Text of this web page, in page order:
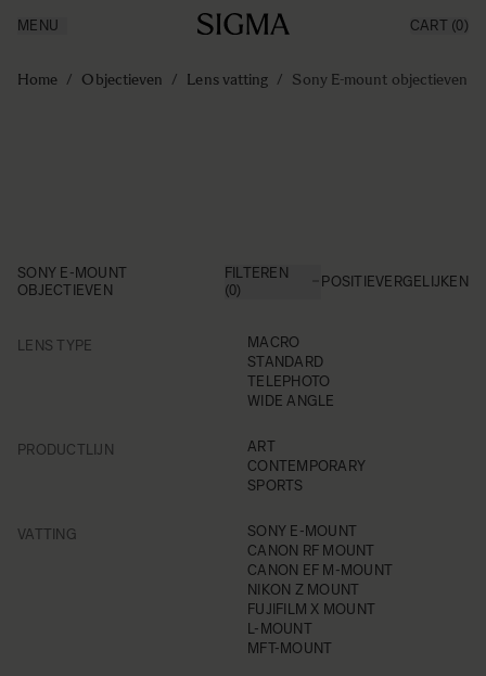
Producten
Inspiratie
MENU CART (0)
Home / Objectieven / Lens vatting / Sony E-mount objectieven
SONY E-MOUNT
OBJECTIEVEN
FILTEREN
(0)
POSITIEVERGELIJKEN
LENS TYPE
MACRO
STANDARD
TELEPHOTO
WIDE ANGLE
PRODUCTLIJNFILTER
ART
CONTEMPORARY
SPORTS
VATTINGFILTER
SONY E-MOUNT
CANON RF MOUNT
CANON EF M-MOUNT
NIKON Z MOUNT
FUJIFILM X MOUNT
L-MOUNT
MFT-MOUNT